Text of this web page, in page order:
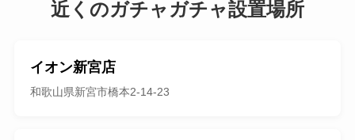
近くのガチャガチャ設置場所
イオン新宮店
和歌山県新宮市橋本2-14-23